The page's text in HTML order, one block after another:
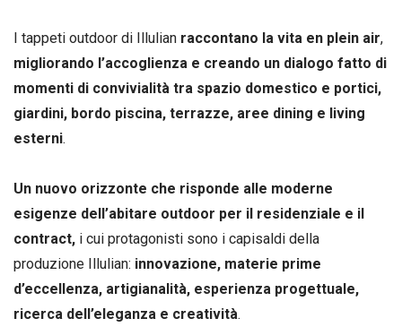
I tappeti outdoor di Illulian raccontano la vita en plein air,
migliorando l’accoglienza e creando un dialogo fatto di
momenti di convivialità tra spazio domestico e portici,
giardini, bordo piscina, terrazze, aree dining e living
esterni.
Un nuovo orizzonte che risponde alle moderne
esigenze dell’abitare outdoor per il residenziale e il
contract, i cui protagonisti sono i capisaldi della
produzione Illulian: innovazione, materie prime
d’eccellenza, artigianalità, esperienza progettuale,
ricerca dell’eleganza e creatività.